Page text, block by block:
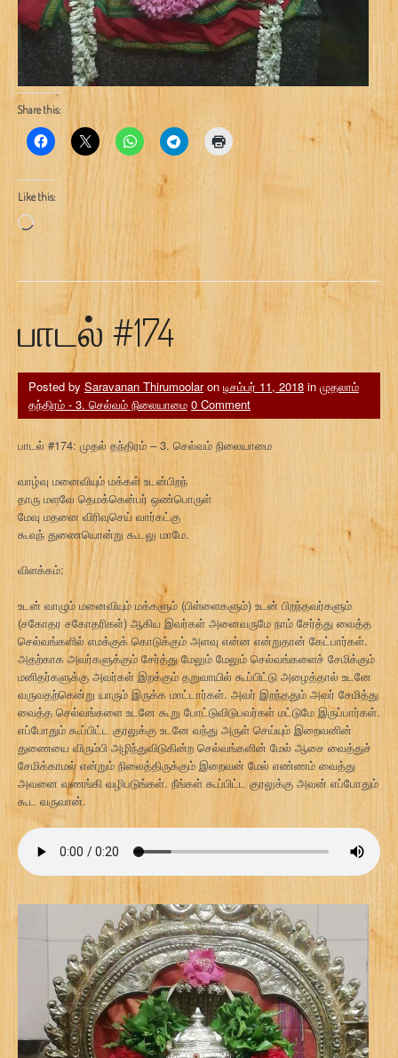
Share this:
Like this:
Loading…
பாடல் #174
Posted by Saravanan Thirumoolaron டிசம்பர் 11, 2018 in முதலாம்
தந்திரம் - 3. செல்வம் நிலையாமை 0 Comment
பாடல் #174: முதல் தந்திரம் – 3. செல்வம் நிலையாமை
வாழ்வு மனைவியும் மக்கள் உடன்பிறந்
தாரு மளவே தெமக்கென்பர் ஒண்பொருள்
மேவு மதனை விரிவுசெய் வார்கட்கு
கூவுந் துணையொன்று கூடலு மாமே.
விளக்கம்:
உடன் வாழும் மனைவியும் மக்களும் (பிள்ளைகளும்) உடன் பிறந்தவர்களும்
(சகோதர சகோதரிகள்) ஆகிய இவர்கள் அனைவருமே நாம் சேர்த்து வைத்த
செல்வங்களில் எமக்குக் கொடுக்கும் அளவு என்ன என்றுதான் கேட்பார்கள்.
அதற்காக அவர்களுக்கும் சேர்த்து மேலும் மேலும் செல்வங்களைச் சேமிக்கும்
மனிதர்களுக்கு அவர்கள் இறக்கும் தறுவாயில் கூப்பிட்டு அழைத்தால் உடனே
வருவதற்கென்று யாரும் இருக்க மாட்டார்கள். அவர் இறந்ததும் அவர் சேமித்து
வைத்த செல்வங்களை உடனே கூறு போட்டுவிடுபவர்கள் மட்டுமே இருப்பார்கள்.
எப்போதும் கூப்பிட்ட குரலுக்கு உடனே வந்து அருள் செய்யும் இறைவனின்
துணையை விரும்பி அழிந்துவிடுகின்ற செல்வங்களின் மேல் ஆசை வைத்துச்
சேமிக்காமல் என்றும் நிலைத்திருக்கும் இறைவன் மேல் எண்ணம் வைத்து
அவனை வணங்கி வழிபடுங்கள். நீங்கள் கூப்பிட்ட குரலுக்கு அவன் எப்போதும்
கூட வருவான்.